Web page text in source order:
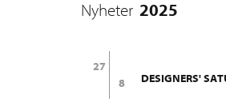
Nyheter2025
27
8
DESIGNERS'